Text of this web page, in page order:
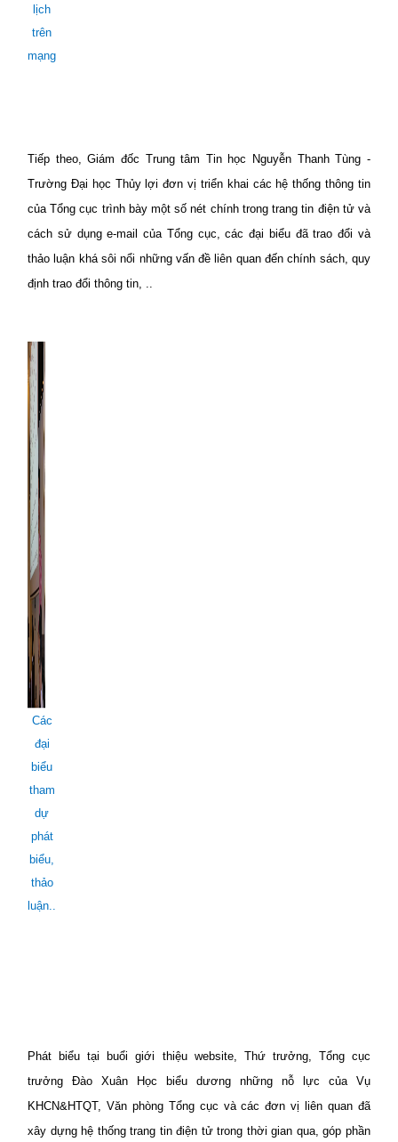
lịch
trên
mạng
Tiếp theo, Giám đốc Trung tâm Tin học Nguyễn Thanh Tùng -
Trường Đại học Thủy lợi đơn vị triển khai các hệ thống thông tin
của Tổng cục trình bày một số nét chính trong trang tin điện tử và
cách sử dụng e-mail của Tổng cục, các đại biểu đã trao đổi và
thảo luận khá sôi nổi những vấn đề liên quan đến chính sách, quy
định trao đổi thông tin, ..
Các
đại
biểu
tham
dự
phát
biểu,
thảo
luận..
Phát biểu tại buổi giới thiệu website, Thứ trưởng, Tổng cục
trưởng Đào Xuân Học biểu dương những nỗ lực của Vụ
KHCN&HTQT, Văn phòng Tổng cục và các đơn vị liên quan đã
xây dựng hệ thống trang tin điện tử trong thời gian qua, góp phần